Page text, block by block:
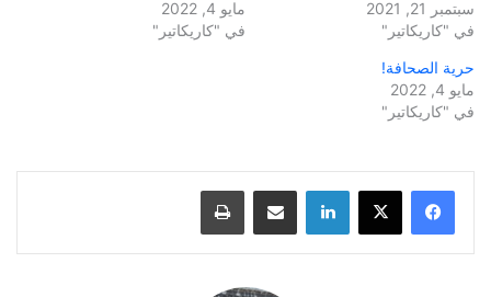
سبتمبر 21, 2021
في "كاريكاتير"
مايو 4, 2022
في "كاريكاتير"
حرية الصحافة!
مايو 4, 2022
في "كاريكاتير"
لينكدإن مشاركة عبر البريد طباعة